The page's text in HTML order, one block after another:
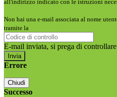
all'indirizzo indicato con le istruzioni
Non hai una e-mail associata al nome
tramite la
E-mail inviata, si prega di
Errore
Chiudi
Successo